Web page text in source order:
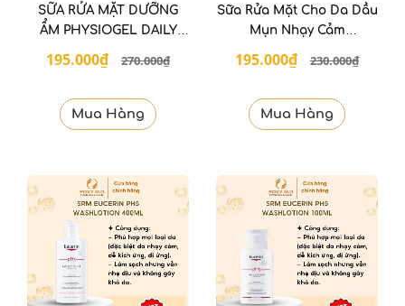
SỮA RỬA MẶT DƯỠNG
ẨM PHYSIOGEL DAILY
MOISTURE THERAPY
150ml
195.000₫ 270.000₫
Mua Hàng
Sữa Rửa Mặt Cho Da Dầu
Mụn Nhạy Cảm
FIXDERMA Non Drying
Cleanser 75g
195.000₫ 230.000₫
Mua Hàng